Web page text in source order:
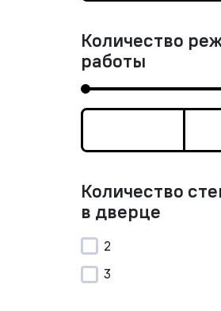
Количество
работы
Количество
в дверце
2
3